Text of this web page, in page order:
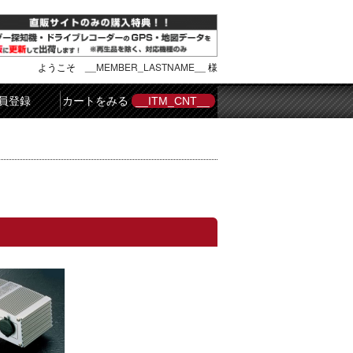
ようこそ __MEMBER_LASTNAME__ 様
登録 カートをみる __ITM_CNT__